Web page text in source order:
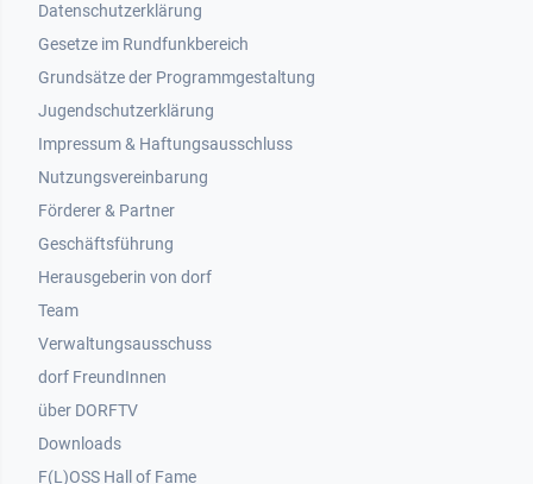
Datenschutzerklärung
Gesetze im Rundfunkbereich
Grundsätze der Programmgestaltung
Jugendschutzerklärung
Impressum & Haftungsausschluss
Nutzungsvereinbarung
Footer 2
Förderer & Partner
Geschäftsführung
Herausgeberin von dorf
Team
Verwaltungsausschuss
dorf FreundInnen
Footer 3
über DORFTV
Downloads
F(L)OSS Hall of Fame